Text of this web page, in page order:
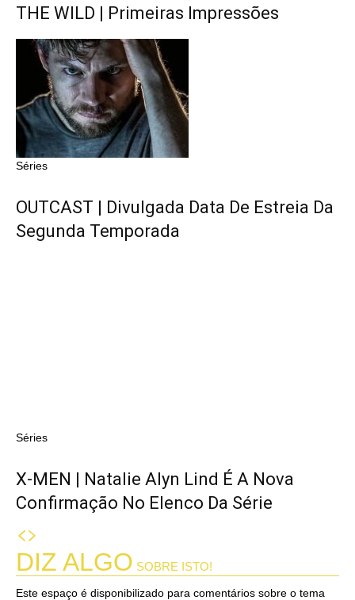
THE WILD | Primeiras Impressões
Séries
OUTCAST | Divulgada Data De Estreia Da
Segunda Temporada
Séries
X-MEN | Natalie Alyn Lind É A Nova
Confirmação No Elenco Da Série
DIZ ALGO SOBRE ISTO!
Este espaço é disponibilizado para comentários sobre o tema